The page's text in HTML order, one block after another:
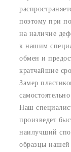
поэтому при
на наличие
к нашим
обмен и
кратчайшие
Замер
Наш
произведет
наилучший
образцы нашей